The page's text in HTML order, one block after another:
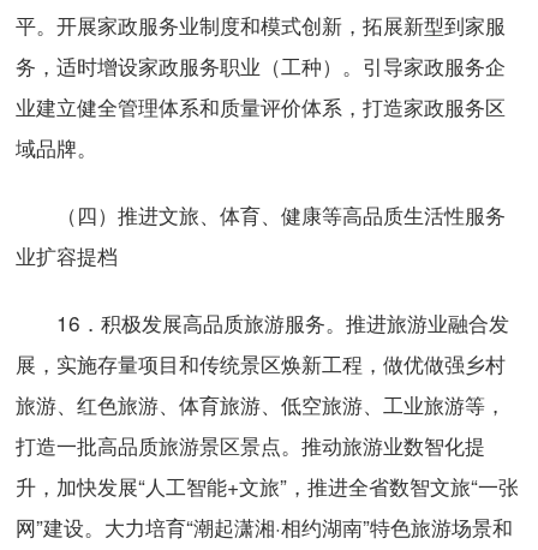
平。开展家政服务业制度和模式创新，拓展新型到家服
务，适时增设家政服务职业（工种）。引导家政服务企
业建立健全管理体系和质量评价体系，打造家政服务区
域品牌。
（四）推进文旅、体育、健康等高品质生活性服务
业扩容提档
16．积极发展高品质旅游服务。推进旅游业融合发
展，实施存量项目和传统景区焕新工程，做优做强乡村
旅游、红色旅游、体育旅游、低空旅游、工业旅游等，
打造一批高品质旅游景区景点。推动旅游业数智化提
升，加快发展“人工智能+文旅”，推进全省数智文旅“一张
网”建设。大力培育“潮起潇湘·相约湖南”特色旅游场景和